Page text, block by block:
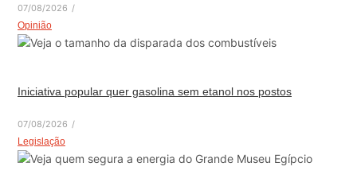
07/08/2026 /
Opinião
Iniciativa popular quer gasolina sem etanol nos postos
07/08/2026 /
Legislação